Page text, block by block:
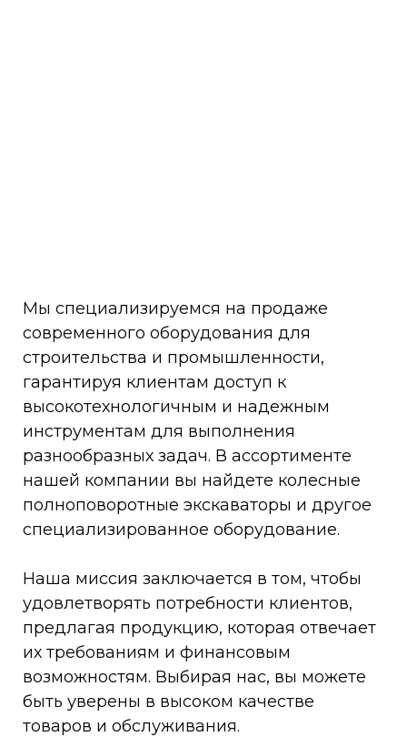
Мы специализируемся на продаже
современного оборудования для
строительства и промышленности,
гарантируя клиентам доступ к
высокотехнологичным и надежным
инструментам для выполнения
разнообразных задач. В ассортименте
нашей компании вы найдете колесные
полноповоротные экскаваторы и другое
специализированное оборудование.
Наша миссия заключается в том, чтобы
удовлетворять потребности клиентов,
предлагая продукцию, которая отвечает
их требованиям и финансовым
возможностям. Выбирая нас, вы можете
быть уверены в высоком качестве
товаров и обслуживания.